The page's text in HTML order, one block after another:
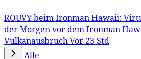
ROUVY beim Ironman Hawaii:
der Morgen vor dem Ironman
VulkanausbruchVor 23 Std
Alle